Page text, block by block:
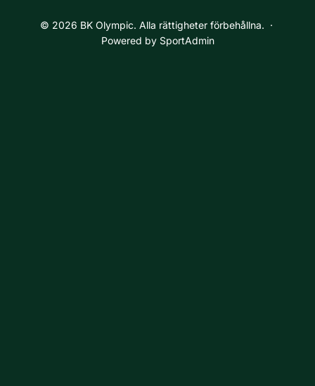
© 2026 BK Olympic. Alla rättigheter förbehållna. ·
Powered by SportAdmin